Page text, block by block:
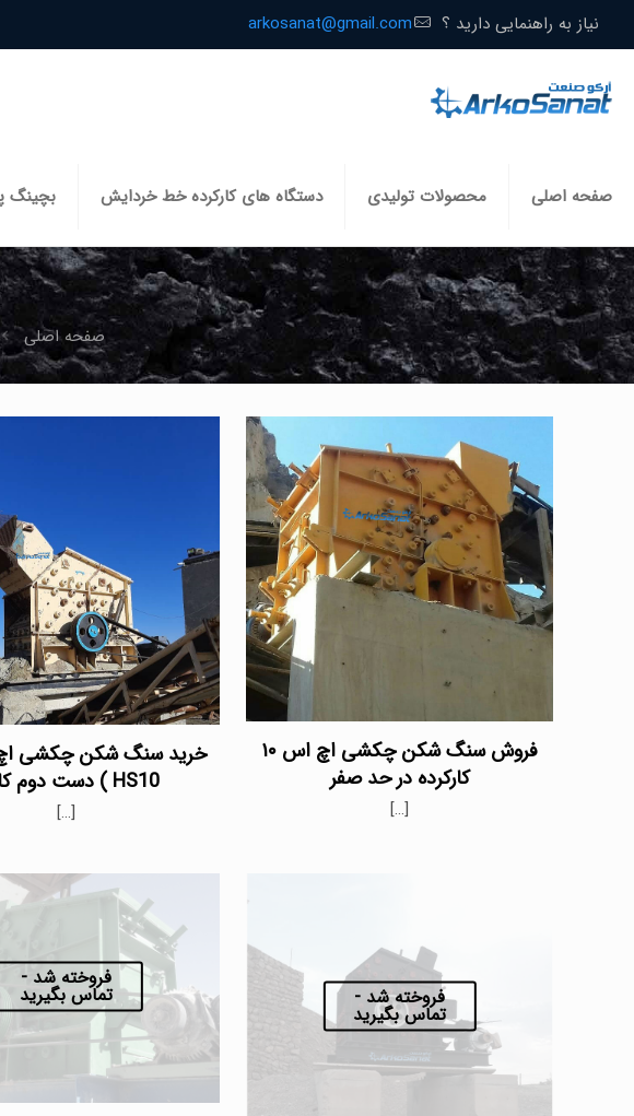
نیاز به راهنمایی دارید ؟ arkosanat@gmail.com
صفحه اصلی محصولات تولیدی دستگاه های کارکرده خط خردایش بچینگ
صفحه اصلی
فروش سنگ شکن چکشی اچ اس ۱۰
کارکرده در حد صفر
[…]
HS10 ) دست دوم کامل
[…]
فروخته شد -
تماس بگیرید
فروخته شد -
تماس بگیرید